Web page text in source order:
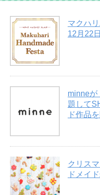
マクハ
12月22
minneが
題して
ド作品
クリス
ドメイ